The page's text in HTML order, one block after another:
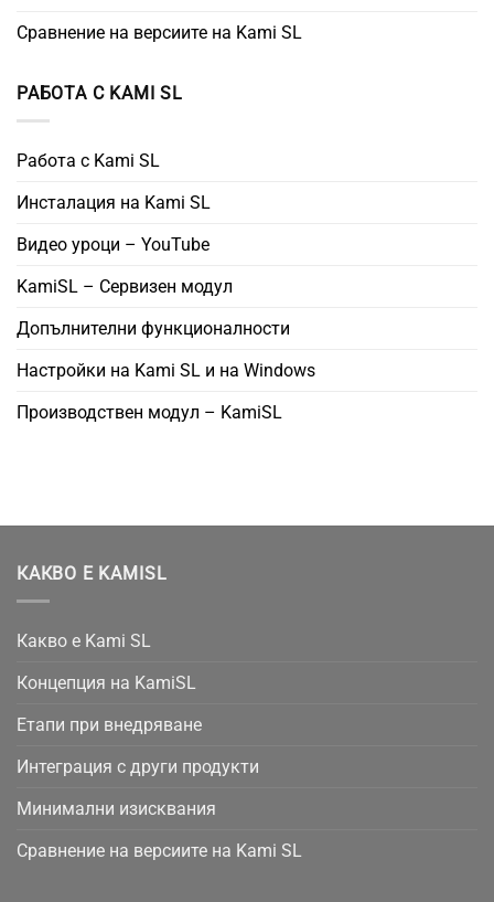
Сравнение на версиите на Kami SL
РАБОТА С KAMI SL
Работа с Kami SL
Инсталация на Kami SL
Видео уроци – YouTube
KamiSL – Сервизен модул
Допълнителни функционалности
Настройки на Kami SL и на Windows
Производствен модул – KamiSL
КАКВО Е KAMISL
Какво е Kami SL
Концепция на KamiSL
Етапи при внедряване
Интеграция с други продукти
Минимални изисквания
Сравнение на версиите на Kami SL